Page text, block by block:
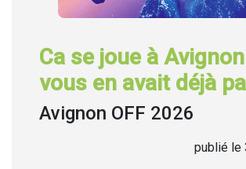
Ca se joue à
vous en avait déjà
Avignon OFF 2026
publié le